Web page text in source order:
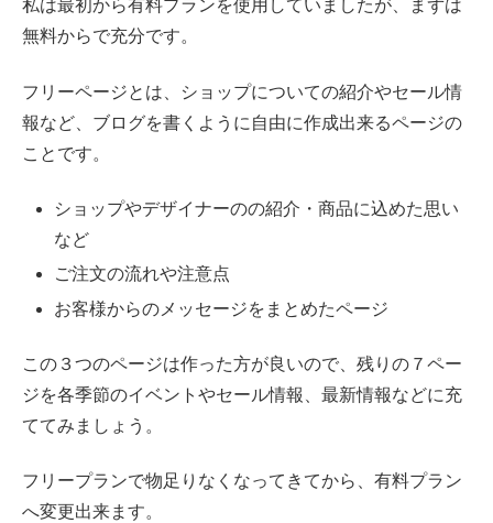
私は最初から有料プランを使用していましたが、まずは
無料からで充分です。
フリーページとは、ショップについての紹介やセール情
報など、ブログを書くように自由に作成出来るページの
ことです。
ショップやデザイナーのの紹介・商品に込めた思い
など
ご注文の流れや注意点
お客様からのメッセージをまとめたページ
この３つのページは作った方が良いので、残りの７ペー
ジを各季節のイベントやセール情報、最新情報などに充
ててみましょう。
フリープランで物足りなくなってきてから、有料プラン
へ変更出来ます。